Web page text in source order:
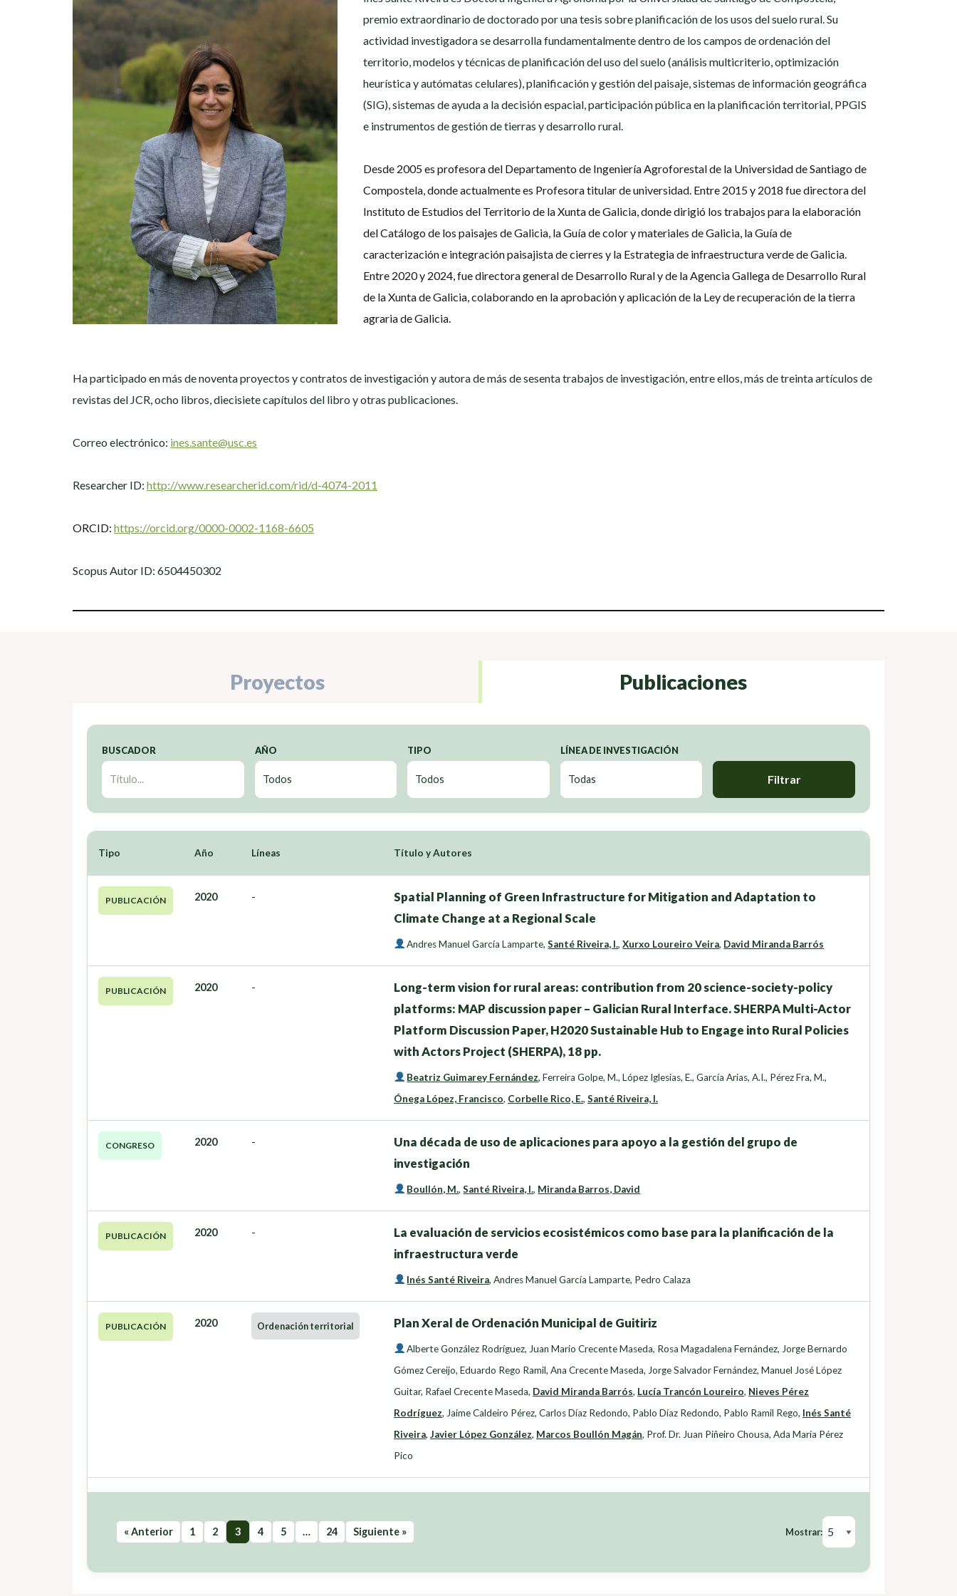
premio extraordinario de doctorado por una tesis sobre planificación de los usos del suelo rural. Su
actividad investigadora se desarrolla fundamentalmente dentro de los campos de ordenación del
territorio, modelos y técnicas de planificación del uso del suelo (análisis multicriterio, optimización
heurística y autómatas celulares), planificación y gestión del paisaje, sistemas de información geográfica
(SIG), sistemas de ayuda a la decisión espacial, participación pública en la planificación territorial, PPGIS
e instrumentos de gestión de tierras y desarrollo rural.
Desde 2005 es profesora del Departamento de Ingeniería Agroforestal de la Universidad de Santiago de
Compostela, donde actualmente es Profesora titular de universidad. Entre 2015 y 2018 fue directora del
Instituto de Estudios del Territorio de la Xunta de Galicia, donde dirigió los trabajos para la elaboración
del Catálogo de los paisajes de Galicia, la Guía de color y materiales de Galicia, la Guía de
caracterización e integración paisajista de cierres y la Estrategia de infraestructura verde de Galicia.
Entre 2020 y 2024, fue directora general de Desarrollo Rural y de la Agencia Gallega de Desarrollo Rural
de la Xunta de Galicia, colaborando en la aprobación y aplicación de la Ley de recuperación de la tierra
agraria de Galicia.
Ha participado en más de noventa proyectos y contratos de investigación y autora de más de sesenta trabajos de investigación, entre ellos, más de treinta artículos de
revistas del JCR, ocho libros, diecisiete capítulos del libro y otras publicaciones.
Correo electrónico: ines.sante@usc.es
Researcher ID: http://www.researcherid.com/rid/d-4074-2011
ORCID: https://orcid.org/0000-0002-1168-6605
Scopus Autor ID: 6504450302
Proyectos Publicaciones
BUSCADOR AÑO TIPO LÍNEA DE INVESTIGACIÓN
Filtrar
Tipo Año Líneas Título y Autores
PUBLICACIÓN 2020 -
Spatial Planning of Green Infrastructure for Mitigation and Adaptation to
Climate Change at a Regional Scale
Andres Manuel García Lamparte,Santé Riveira, I.,Xurxo Loureiro Veira, David Miranda Barrós
PUBLICACIÓN 2020 -
Long-term vision for rural areas: contribution from 20 science-society-policy
platforms: MAP discussion paper – Galician Rural Interface. SHERPA Multi-Actor
Platform Discussion Paper, H2020 Sustainable Hub to Engage into Rural Policies
with Actors Project (SHERPA), 18 pp.
Beatriz Guimarey Fernández,Ferreira Golpe, M.,López Iglesias, E.,García Arias, A.I., Pérez Fra, M.,
Ónega López, Francisco, Corbelle Rico, E., Santé Riveira, I.
CONGRESO 2020 -
Una década de uso de aplicaciones para apoyo a la gestión del grupo de
investigación
Boullón, M.,Santé Riveira, I., Miranda Barros, David
PUBLICACIÓN 2020 -
La evaluación de servicios ecosistémicos como base para la planificación de la
infraestructura verde
Inés Santé Riveira,Andres Manuel García Lamparte, Pedro Calaza
PUBLICACIÓN 2020 Ordenación territorial Plan Xeral de Ordenación Municipal de Guitiriz
Alberte González Rodríguez, Juan Mario Crecente Maseda, Rosa Magadalena Fernández, Jorge Bernardo
Gómez Cereijo, Eduardo Rego Ramil, Ana Crecente Maseda, Jorge Salvador Fernández, Manuel José López
Guitar, Rafael Crecente Maseda, David Miranda Barrós, Lucía Trancón Loureiro, Nieves Pérez
Rodríguez, Jaime Caldeiro Pérez, Carlos Díaz Redondo, Pablo Díaz Redondo, Pablo Ramil Rego, Inés Santé
Riveira, Javier López González, Marcos Boullón Magán, Prof. Dr. Juan Piñeiro Chousa, Ada María Pérez
Pico
« Anterior 1 2 3 4 5 … 24 Siguiente » Mostrar: